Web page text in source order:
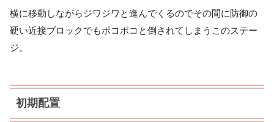
横に移動しながらジワジワと進んでくるのでその間に防御の
硬い近接ブロックでもポコポコと倒されてしまうこのステー
ジ。
初期配置